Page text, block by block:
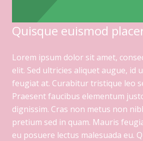
Quisque euismod
Lorem ipsum dolor sit amet,
elit. Sed ultricies aliquet augue, id
feugiat at. Curabitur tristique leo
Praesent faucibus elementum
dignissim. Cras non metus non
pretium sed in quam. Mauris
eu posuere lectus malesuada eu.